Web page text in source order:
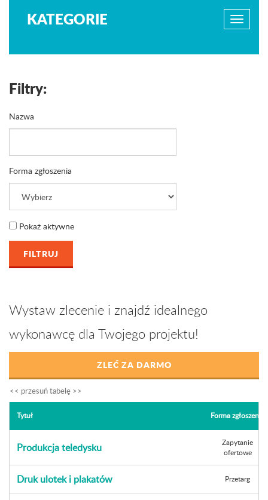
KATEGORIE
Filtry:
Nazwa
Forma zgłoszenia
Pokaż aktywne
Wystaw zlecenie i znajdź idealnego
wykonawcę dla Twojego projektu!
ZLEĆ ZA DARMO
Tytuł Forma zgłoszenia
Produkcja teledysku
Zapytanie
ofertowe
Druk ulotek i plakatów Przetarg